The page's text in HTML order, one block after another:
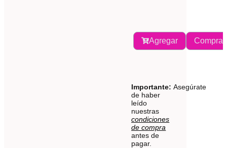
Agregar Comprar
Importante: Asegúrate
de haber
leído
nuestras
condiciones
de compra
antes de
pagar.